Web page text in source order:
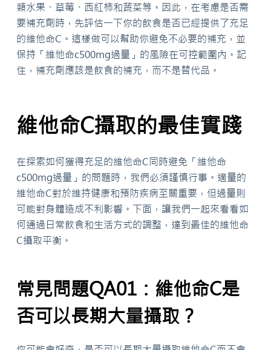
類水果、草莓、西紅柿和蔬菜等。因此，在考慮是否需
要補充劑時，先評估一下你的飲食是否已經提供了充足
的維他命C。這樣做可以幫助你避免不必要的補充，並
保持「維他命c500mg過量」的風險在可控範圍內。記
住，補充劑應該是飲食的補充，而不是替代品。
維他命C攝取的最佳實踐
在探索如何獲得充足的維他命C同時避免「維他命
c500mg過量」的問題時，我們必須謹慎行事。適量的
維他命C對於維持健康和預防疾病至關重要，但過量則
可能對身體造成不利影響。下面，讓我們一起來看看如
何通過日常飲食和生活方式的調整，達到最佳的維他命
C攝取平衡。
常見問題QA01：維他命C是
否可以長期大量攝取？